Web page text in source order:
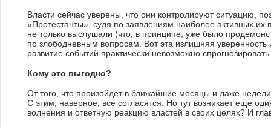
Власти сейчас уверены, что они контролируют ситуацию,
«Протестанты», судя по заявлениям наиболее активных их
не только выслушали (что, в принципе, уже было
по злободневным вопросам. Вот эта излишняя
развитие событий практически невозможно спрогнозировать.
Кому это выгодно?
От того, что произойдет в ближайшие месяцы и даже
С этим, наверное, все согласятся. Но тут возникает еще
волнения и ответную реакцию властей в своих целях? И